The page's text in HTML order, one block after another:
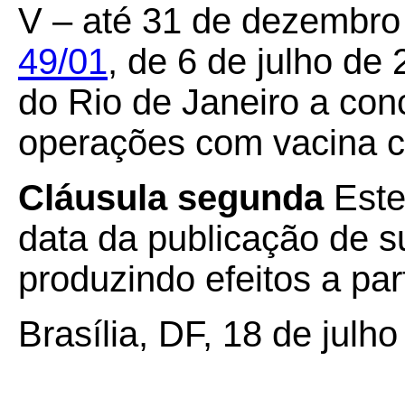
V – até 31 de
49/01, de 6 de julho de
do Rio de Janeiro a
operações com vacina
Cláusula segunda
data da publicação de
produzindo efeitos a
Brasília, DF, 18 de